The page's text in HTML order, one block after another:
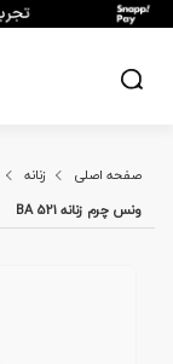
صفحه اصلی زنانه
ونس چرم زنانه BA 521